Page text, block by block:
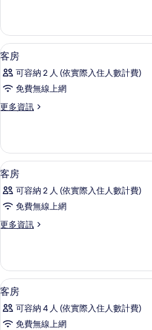
景
觀
的
所
有
相
三
人
房,
市
景
的
顯
示
客
的
有
相
片
舒
5
客房
可容納 2 人 (依實際入住人數計費)
免費無線上網
更多資訊
更
的
詳
情
顯
示
客
的
有
相
片
舒
3
客房
可容納 2 人 (依實際入住人數計費)
免費無線上網
更多資訊
更
的
詳
情
顯
示
客
舒
3
客房
可容納 4 人 (依實際入住人數計費)
免費無線上網